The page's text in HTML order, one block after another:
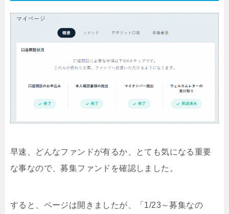
早速、どんなファンドが有るか、とても気になる重要
な事なので、募集ファンドを確認しました。
すると、ページは開きましたが、「1/23～募集なの